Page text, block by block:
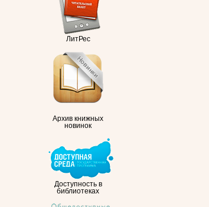
ЛитРес
Архив книжных
новинок
Доступность в
библиотеках